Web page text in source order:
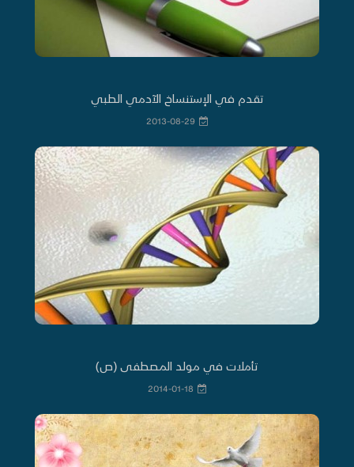
تقدم في الإستنساخ الآدمي الطبي
2013-08-29
تأملات في مولد المصطفى (ص)
2014-01-18